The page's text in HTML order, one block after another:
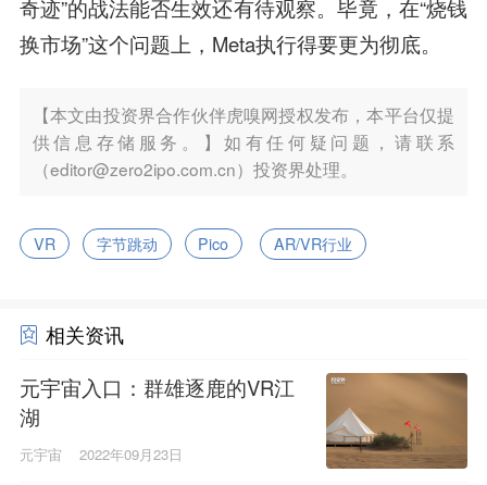
奇迹”的战法能否生效还有待观察。毕竟，在“烧钱
换市场”这个问题上，Meta执行得要更为彻底。
【本文由投资界合作伙伴虎嗅网授权发布，本平台仅提
供信息存储服务。】如有任何疑问题，请联系
（editor@zero2ipo.com.cn）投资界处理。
VR 字节跳动 Pico AR/VR行业
相关资讯
元宇宙入口：群雄逐鹿的VR江
湖
元宇宙 2022年09月23日